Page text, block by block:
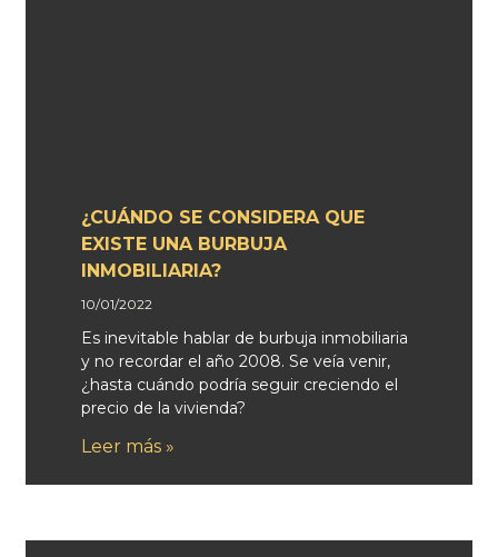
¿CUÁNDO SE CONSIDERA QUE
EXISTE UNA BURBUJA
INMOBILIARIA?
10/01/2022
Es inevitable hablar de burbuja inmobiliaria
y no recordar el año 2008. Se veía venir,
¿hasta cuándo podría seguir creciendo el
precio de la vivienda?
Leer más »